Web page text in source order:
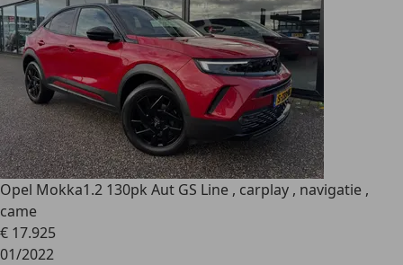
Opel Mokka1.2 130pk Aut GS Line , carplay , navigatie ,
came
€ 17.925
01/2022